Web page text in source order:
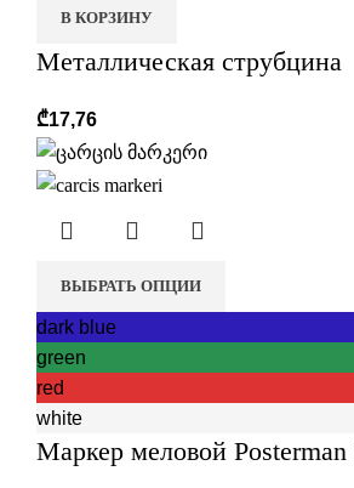
В КОРЗИНУ
Металлическая струбцина
₾17,76
ВЫБРАТЬ ОПЦИИ
dark blue
green
red
white
Маркер меловой